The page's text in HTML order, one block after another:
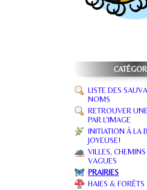
LISTE DES
NOMS
RETROUVER
PAR L'IMAGE
INITIATION À LA
JOYEUSE!
VILLES,
VAGUES
PRAIRIES
HAIES & FORÊTS